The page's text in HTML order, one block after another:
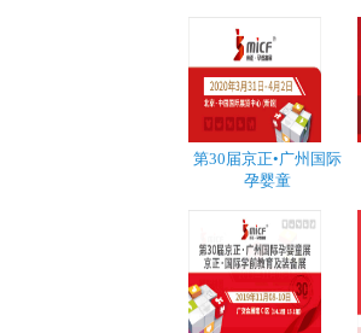
第30届京正•广州国际
孕婴童